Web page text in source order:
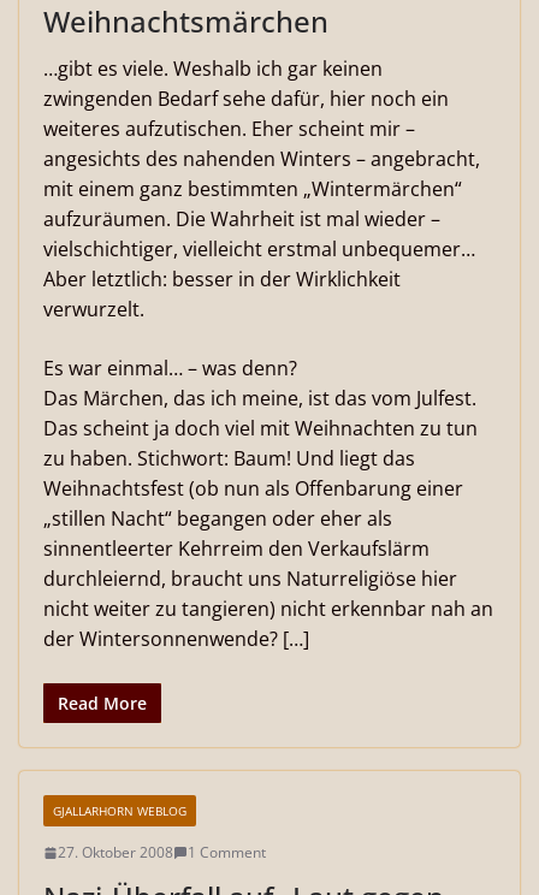
Weihnachtsmärchen
…gibt es viele. Weshalb ich gar keinen
zwingenden Bedarf sehe dafür, hier noch ein
weiteres aufzutischen. Eher scheint mir –
angesichts des nahenden Winters – angebracht,
mit einem ganz bestimmten „Wintermärchen“
aufzuräumen. Die Wahrheit ist mal wieder –
vielschichtiger, vielleicht erstmal unbequemer…
Aber letztlich: besser in der Wirklichkeit
verwurzelt.
Es war einmal… – was denn?
Das Märchen, das ich meine, ist das vom Julfest.
Das scheint ja doch viel mit Weihnachten zu tun
zu haben. Stichwort: Baum! Und liegt das
Weihnachtsfest (ob nun als Offenbarung einer
„stillen Nacht“ begangen oder eher als
sinnentleerter Kehrreim den Verkaufslärm
durchleiernd, braucht uns Naturreligiöse hier
nicht weiter zu tangieren) nicht erkennbar nah an
der Wintersonnenwende? […]
Read More
GJALLARHORN WEBLOG
27. Oktober 2008 1 Comment